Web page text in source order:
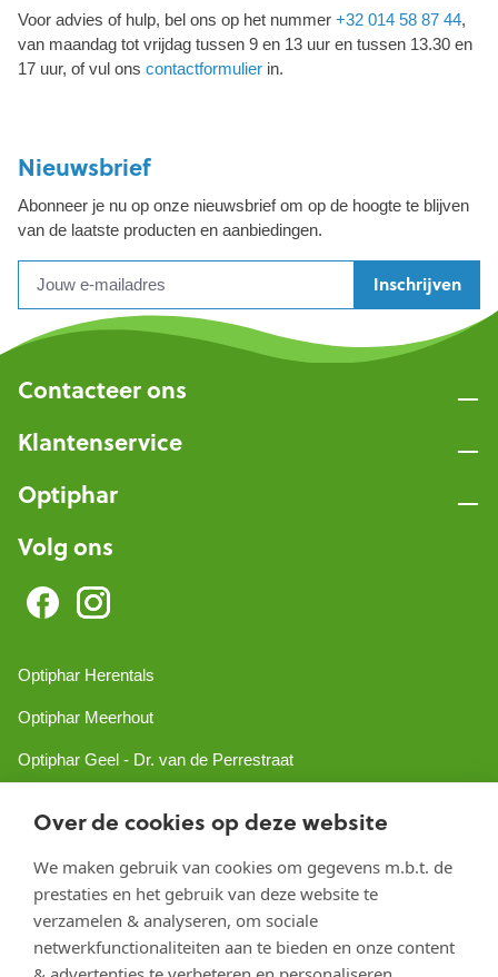
Over de cookies op deze website
We maken gebruik van cookies om gegevens m.b.t. de
prestaties en het gebruik van deze website te
verzamelen & analyseren, om sociale
netwerkfunctionaliteiten aan te bieden en onze content
Voor advies of hulp, bel ons op het nummer +32 014 58 87 44,
van maandag tot vrijdag tussen 9 en 13 uur en tussen 13.30 en
17 uur, of vul ons contactformulier in.
Nieuwsbrief
Abonneer je nu op onze nieuwsbrief om op de hoogte te blijven
van de laatste producten en aanbiedingen.
Inschrijven
Contacteer ons
Klantenservice
Optiphar
Volg ons
Optiphar Herentals
Optiphar Meerhout
Optiphar Geel - Dr. van de Perrestraat
Optiphar Mol
Copyright 2026 optiphar.com. Alle rechten voorbehouden